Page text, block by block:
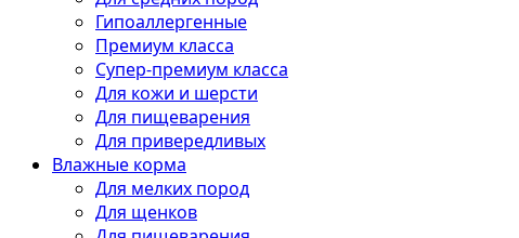
Гипоаллергенные
Премиум класса
Супер-премиум класса
Для кожи и шерсти
Для пищеварения
Для привередливых
Влажные корма
Для мелких пород
Для щенков